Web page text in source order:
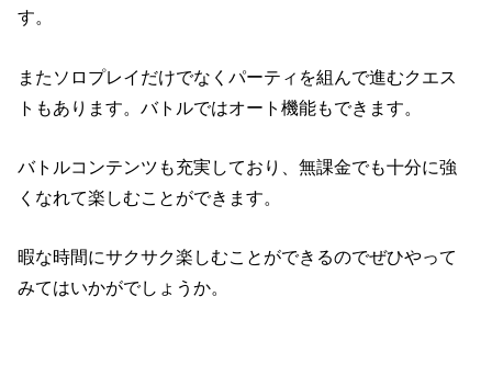
す。
またソロプレイだけでなくパーティを組んで進むクエス
トもあります。バトルではオート機能もできます。
バトルコンテンツも充実しており、無課金でも十分に強
くなれて楽しむことができます。
暇な時間にサクサク楽しむことができるのでぜひやって
みてはいかがでしょうか。